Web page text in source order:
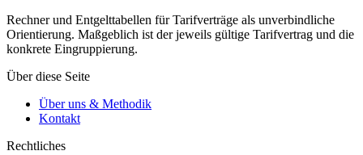
Rechner und Entgelttabellen für Tarifverträge als unverbindliche
Orientierung. Maßgeblich ist der jeweils gültige Tarifvertrag und die
konkrete Eingruppierung.
Über diese Seite
Über uns & Methodik
Kontakt
Rechtliches